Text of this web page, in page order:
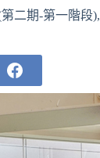
二期-第一階段),